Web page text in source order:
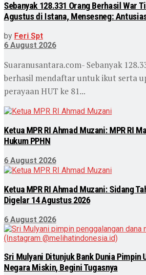
Sebanyak 128.331 Orang Berhasil War
Agustus di Istana, Mensesneg:
by Feri Spt
6 August 2026
Suaranusantara.com- Sebanyak
berhasil mendaftar untuk ikut serta
perayaan HUT ke 81...
Ketua MPR RI Ahmad Muzani: MPR RI
Hukum PPHN
6 August 2026
Ketua MPR RI Ahmad Muzani: Sidang
Digelar 14 Agustus 2026
6 August 2026
Sri Mulyani Ditunjuk Bank Dunia Pimpin
Negara Miskin, Begini Tugasnya